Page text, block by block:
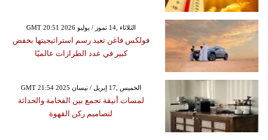
GMT 20:51 2026 الثلاثاء ,14 تموز / يوليو
فولكس فاغن تعيد رسم استراتيجيتها بخفض
كبير في عدد الطرازات عالميًا
GMT 21:54 2025 الخميس ,17 إبريل / نيسان
لمسات أنيقة تجمع بين الفخامة والحداثة
لتصاميم ركن القهوة